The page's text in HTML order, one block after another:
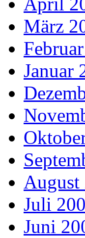
März
Januar
August
Juli
Juni